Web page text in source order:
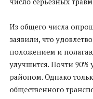
Из общего числа
заявили, что
положением и
улучшится. Почти
районом. Однако
общественного